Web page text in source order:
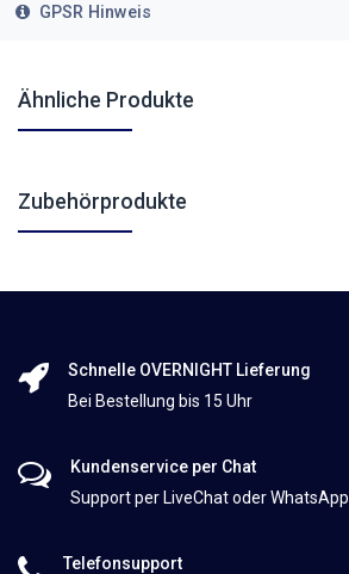
GPSR Hinweis
Ähnliche Produkte
Zubehörprodukte
Schnelle OVERNIGHT Lieferung
Bei Bestellung bis 15 Uhr
Kundenservice per Chat
Support per LiveChat oder WhatsApp
Telefonsupport